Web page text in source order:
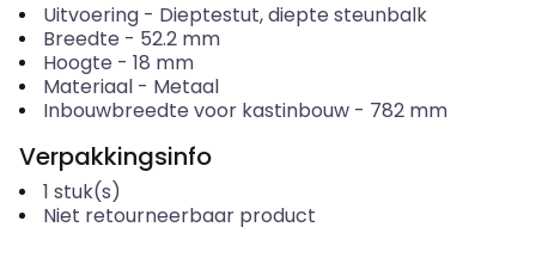
Uitvoering- Dieptestut, diepte steunbalk
Breedte - 52.2 mm
Hoogte - 18 mm
Materiaal- Metaal
Inbouwbreedte voor kastinbouw- 782 mm
Verpakkingsinfo
1 stuk(s)
Niet retourneerbaar product